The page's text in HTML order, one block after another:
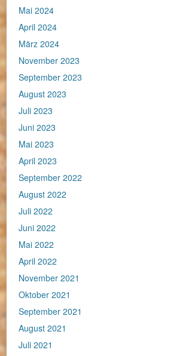
Mai 2024
April 2024
März 2024
November 2023
September 2023
August 2023
Juli 2023
Juni 2023
Mai 2023
April 2023
September 2022
August 2022
Juli 2022
Juni 2022
Mai 2022
April 2022
November 2021
Oktober 2021
September 2021
August 2021
Juli 2021